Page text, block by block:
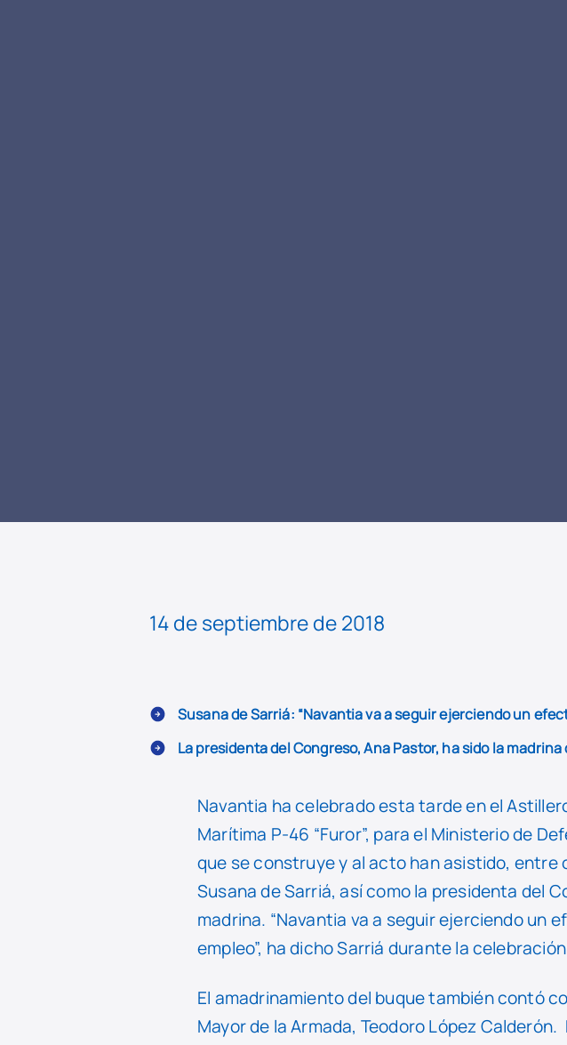
14 de septiembre de 2018
Susana de Sarriá: “Navantia va a seguir ejerciendo un
La presidenta del Congreso, Ana Pastor, ha sido la
Navantia ha celebrado esta tarde en el
Marítima P-46 “Furor”, para el Ministerio de
que se construye y al acto han asistido,
Susana de Sarriá, así como la presidenta del
madrina. “Navantia va a seguir ejerciendo
empleo”, ha dicho Sarriá durante la
El amadrinamiento del buque también contó
Mayor de la Armada, Teodoro López